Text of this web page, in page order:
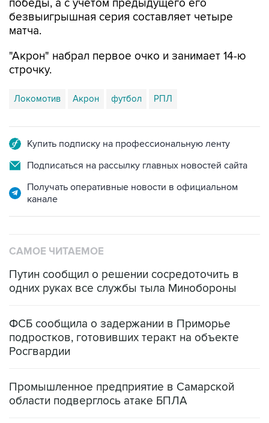
победы, а с учетом предыдущего его
безвыигрышная серия составляет четыре
матча.
"Акрон" набрал первое очко и занимает 14-ю
строчку.
Локомотив Акрон футбол РПЛ
Купить подписку на профессиональную ленту
Подписаться на рассылку главных новостей сайта
Получать оперативные новости в официальном
канале
САМОЕ ЧИТАЕМОЕ
Путин сообщил о решении сосредоточить в
одних руках все службы тыла Минобороны
ФСБ сообщила о задержании в Приморье
подростков, готовивших теракт на объекте
Росгвардии
Промышленное предприятие в Самарской
области подверглось атаке БПЛА